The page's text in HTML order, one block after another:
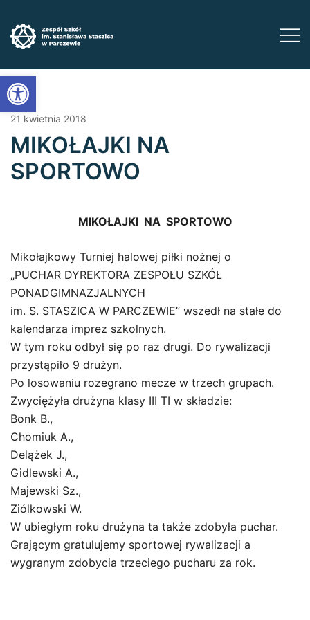
Open toolbar
do
treści
21 kwietnia 2018
MIKOŁAJKI NA
SPORTOWO
MIKOŁAJKI NA SPORTOWO
Mikołajkowy Turniej halowej piłki nożnej o
„PUCHAR DYREKTORA ZESPOŁU SZKÓŁ
PONADGIMNAZJALNYCH
im. S. STASZICA W PARCZEWIE” wszedł na stałe do
kalendarza imprez szkolnych.
W tym roku odbył się po raz drugi. Do rywalizacji
przystąpiło 9 drużyn.
Po losowaniu rozegrano mecze w trzech grupach.
Zwyciężyła drużyna klasy III TI w składzie:
Bonk B.,
Chomiuk A.,
Delążek J.,
Gidlewski A.,
Majewski Sz.,
Ziólkowski W.
W ubiegłym roku drużyna ta także zdobyła puchar.
Grającym gratulujemy sportowej rywalizacji a
wygranym zdobycia trzeciego pucharu za rok.